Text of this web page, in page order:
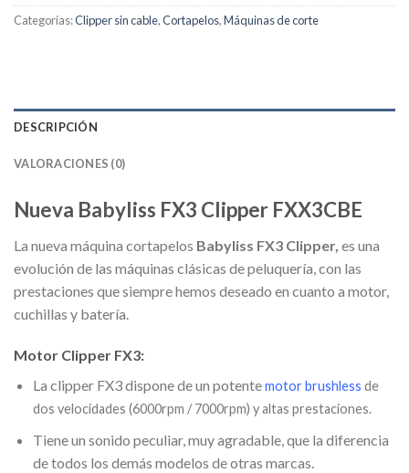
Categorías:Clipper sin cable,Cortapelos,Máquinas de corte
DESCRIPCIÓN
VALORACIONES (0)
Nueva Babyliss FX3 Clipper FXX3CBE
La nueva máquina cortapelos Babyliss FX3 Clipper, es una
evolución de las máquinas clásicas de peluquería, con las
prestaciones que siempre hemos deseado en cuanto a motor,
cuchillas y batería.
Motor Clipper FX3:
La clipper FX3 dispone de un potentemotor brushless de
dos velocidades (6000rpm / 7000rpm) y altas prestaciones.
Tiene un sonido peculiar, muy agradable, que la diferencia
de todos los demás modelos de otras marcas.